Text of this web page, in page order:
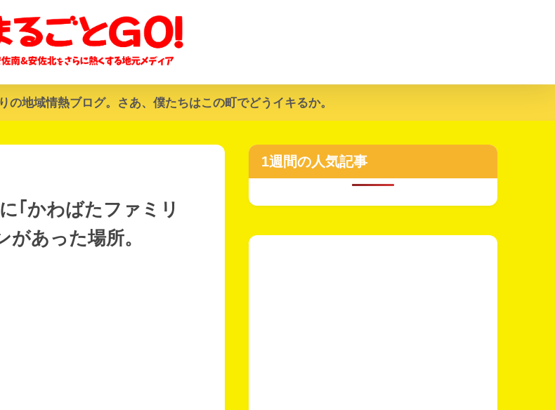
の地域情熱ブログ。さあ、僕たちはこの町でどうイキるか。
｢かわばたファミリ
あった場所。
1週間の人気記事